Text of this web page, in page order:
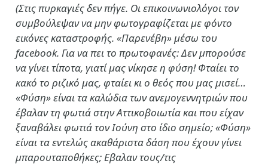
(Στις πυρκαγιές δεν πήγε. Οι επικοινωνιολόγοι τον
συμβούλεψαν να μην φωτογραφίζεται με φόντο
εικόνες καταστροφής. «Παρενέβη» μέσω του
facebook. Για να πει το πρωτοφανές: Δεν μπορούσε
να γίνει τίποτα, γιατί μας νίκησε η φύση! Φταίει το
κακό το ριζικό μας, φταίει κι ο θεός που μας μισεί…
«Φύση» είναι τα καλώδια των ανεμογεννητριών που
έβαλαν τη φωτιά στην Αττικοβοιωτία και που είχαν
ξαναβάλει φωτιά τον Ιούνη στο ίδιο σημείο; «Φύση»
είναι τα εντελώς ακαθάριστα δάση που έχουν γίνει
μπαρουταποθήκες; Εβαλαν τους/τις